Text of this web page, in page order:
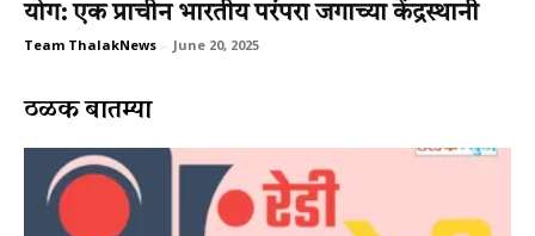
योग: एक प्राचीन भारतीय परंपरा जगाच्या केंद्रस्थानी
Team ThalakNews - June 20, 2025
ठळक बातम्या